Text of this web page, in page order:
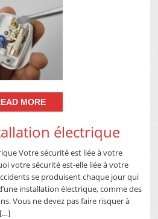
MORE
électrique
Votre sécurité est liée à votre
votre sécurité est-elle liée à votre
se produisent chaque jour qui
installation électrique, comme des
Vous ne devez pas faire risquer à